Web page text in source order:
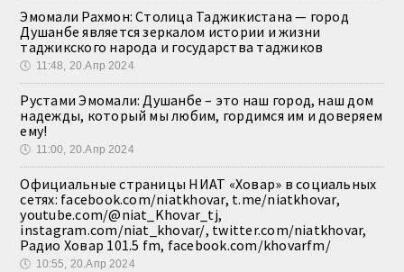
Эмомали Рахмон: Столица Таджикистана — город
Душанбе является зеркалом истории и жизни
таджикского народа и государства таджиков
🕔 11:48, 20.Апр 2024
Рустами Эмомали: Душанбе – это наш город, наш дом
надежды, который мы любим, гордимся им и доверяем
ему!
🕔 11:00, 20.Апр 2024
Официальные страницы НИАТ «Ховар» в социальных
сетях: facebook.com/niatkhovar, t.me/niatkhovar,
youtube.com/@niat_Khovar_tj,
instagram.com/niat_khovar/, twitter.com/niatkhovar,
Радио Ховар 101.5 fm, facebook.com/khovarfm/
🕔 10:55, 20.Апр 2024